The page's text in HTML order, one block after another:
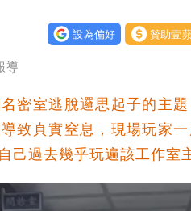
設為偏好 贊助壹蘋
導
密室逃脫邏思起子的主
致真實窒息，現場玩家
己過去幾乎玩遍該工作室